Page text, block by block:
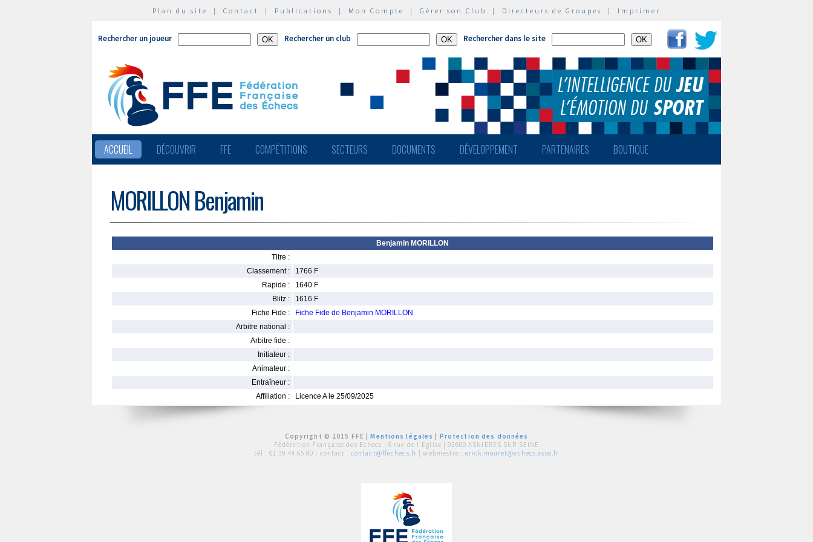
Plan du site | Contact | Publications | Mon Compte | Gérer son Club | Directeurs de Groupes | Imprimer
Rechercher un joueur Rechercher un club Rechercher dans le site
ACCUEIL DÉCOUVRIR FFE COMPÉTITIONS SECTEURS DOCUMENTS DÉVELOPPEMENT PARTENAIRES BOUTIQUE
MORILLON Benjamin
Benjamin MORILLON
Titre :
Classement :
1766 F
Rapide :
1640 F
Blitz :
1616 F
Fiche Fide :
Fiche Fide de Benjamin MORILLON
Arbitre national :
Arbitre fide :
Initiateur :
Animateur :
Entraîneur :
Affiliation :
Licence A le 25/09/2025
Copyright © 2015 FFE |Mentions légales
Protection des données
Fédération Française des Echecs | 6 rue de l'Eglise | 92600 ASNIERES SUR SEINE
tél : 01 39 44 65 80 | contact : contact@ffechecs.fr | webmestre : erick.mouret@echecs.asso.fr